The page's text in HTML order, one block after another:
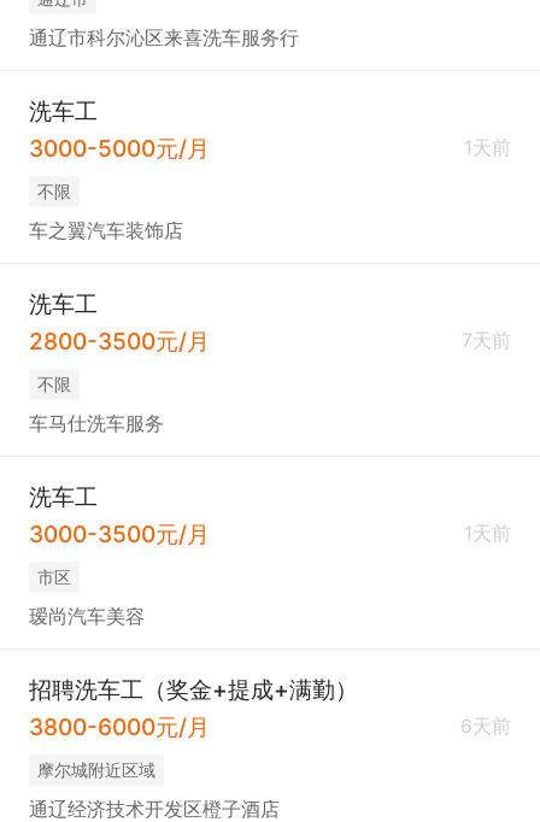
通辽市科尔沁区来喜洗车服务行
洗车工
3000-5000元/月
1天前
不限
车之翼汽车装饰店
洗车工
2800-3500元/月
7天前
不限
车马仕洗车服务
洗车工
3000-3500元/月
1天前
市区
瑷尚汽车美容
招聘洗车工（奖金+提成+满勤）
3800-6000元/月
6天前
摩尔城附近区域
通辽经济技术开发区橙子酒店